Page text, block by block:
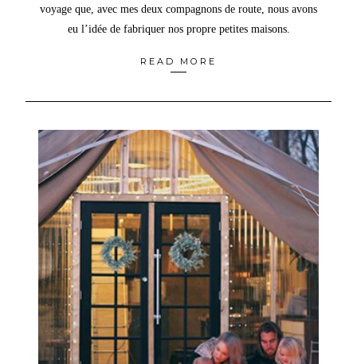
voyage que, avec mes deux compagnons de route, nous avons
eu l’idée de fabriquer nos propre petites maisons.
READ MORE